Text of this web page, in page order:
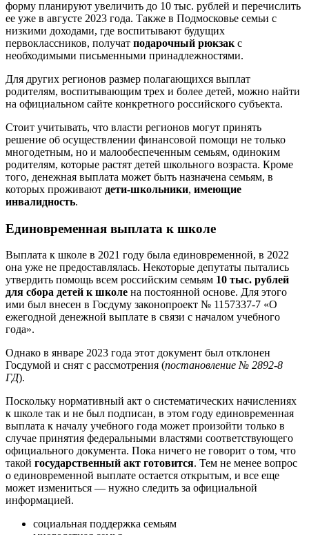
форму планируют увеличить до 10 тыс. рублей и перечислить
ее уже в августе 2023 года. Также в Подмосковье семьи с
низкими доходами, где воспитывают будущих
первоклассников, получат подарочный рюкзак с
необходимыми письменными принадлежностями.
Для других регионов размер полагающихся выплат
родителям, воспитывающим трех и более детей, можно найти
на официальном сайте конкретного российского субъекта.
Стоит учитывать, что власти регионов могут принять
решение об осуществлении финансовой помощи не только
многодетным, но и малообеспеченным семьям, одиноким
родителям, которые растят детей школьного возраста. Кроме
того, денежная выплата может быть назначена семьям, в
которых проживают дети-школьники, имеющие
инвалидность.
Единовременная выплата к школе
Выплата к школе в 2021 году была единовременной, в 2022
она уже не предоставлялась. Некоторые депутаты пытались
утвердить помощь всем российским семьям 10 тыс. рублей
для сбора детей к школе на постоянной основе. Для этого
ими был внесен в Госдуму законопроект № 1157337-7 «О
ежегодной денежной выплате в связи с началом учебного
года».
Однако в январе 2023 года этот документ был отклонен
Госдумой и снят с рассмотрения (постановление № 2892-8
ГД).
Поскольку нормативный акт о систематических начислениях
к школе так и не был подписан, в этом году единовременная
выплата к началу учебного года может произойти только в
случае принятия федеральными властями соответствующего
официального документа. Пока ничего не говорит о том, что
такой государственный акт готовится. Тем не менее вопрос
о единовременной выплате остается открытым, и все еще
может измениться — нужно следить за официальной
информацией.
социальная поддержка семьям